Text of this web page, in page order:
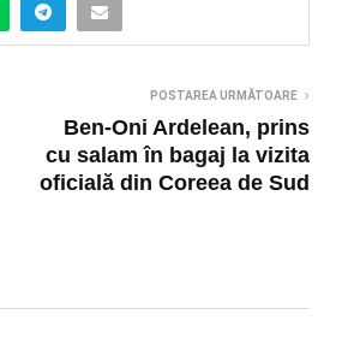
POSTAREA URMĂTOARE
Ben-Oni Ardelean, prins
cu salam în bagaj la vizita
oficială din Coreea de Sud